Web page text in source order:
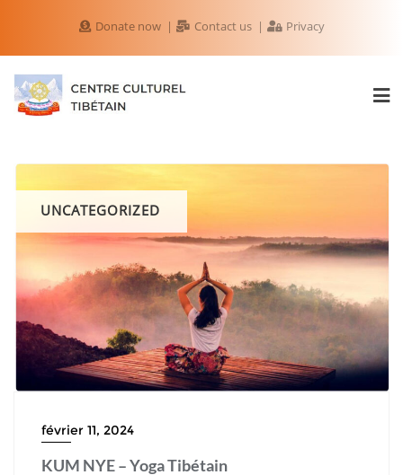
Donate now Contact us Privacy
UNCATEGORIZED
février 11, 2024
KUM NYE – Yoga Tibétain